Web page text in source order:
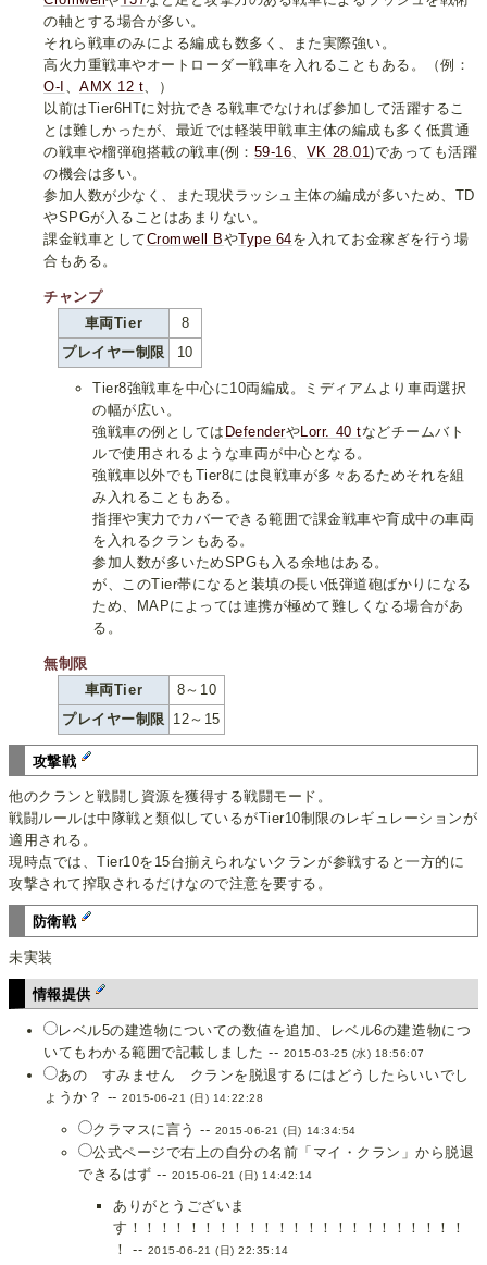
の軸とする場合が多い。
それら戦車のみによる編成も数多く、また実際強い。
高火力重戦車やオートローダー戦車を入れることもある。（例：
O-I
、AMX 12 t 、）
以前はTier6HTに対抗できる戦車でなければ参加して活躍するこ
とは難しかったが、最近では軽装甲戦車主体の編成も多く低貫通
の戦車や榴弾砲搭載の戦車(例： 59-16 VK 28.01)であっても活躍
の機会は多い。
参加人数が少なく、また現状ラッシュ主体の編成が多いため、TD
やSPGが入ることはあまりない。
課金戦車としてCromwell BやType 64を入れてお金稼ぎを行う場
合もある。
チャンプ
車両Tier
8
プレイヤー制限
10
Tier8強戦車を中心に10両編成。ミディアムより車両選択
の幅が広い。
強戦車の例としては DefenderやLorr. 40 tなどチームバト
ルで使用されるような車両が中心となる。
強戦車以外でもTier8には良戦車が多々あるためそれを組
み入れることもある。
指揮や実力でカバーできる範囲で課金戦車や育成中の車両
を入れるクランもある。
参加人数が多いためSPGも入る余地はある。
が、このTier帯になると装填の長い低弾道砲ばかりになる
ため、MAPによっては連携が極めて難しくなる場合があ
る。
無制限
車両Tier
8～10
プレイヤー制限 12～15
攻撃戦
他のクランと戦闘し資源を獲得する戦闘モード。
戦闘ルールは中隊戦と類似しているがTier10制限のレギュレーションが
適用される。
現時点では、Tier10を15台揃えられないクランが参戦すると一方的に
攻撃されて搾取されるだけなので注意を要する。
防衛戦
未実装
情報提供
レベル5の建造物についての数値を追加、レベル6の建造物につ
いてもわかる範囲で記載しました -- 2015-03-25 (水) 18:56:07
あの すみません クランを脱退するにはどうしたらいいでし
ょうか？ --2015-06-21 (日) 14:22:28
クラマスに言う -- 2015-06-21 (日) 14:34:54
公式ページで右上の自分の名前「マイ・クラン」から脱退
できるはず -- 2015-06-21 (日) 14:42:14
ありがとうございま
す！！！！！！！！！！！！！！！！！！！！！！！
！ -- 2015-06-21 (日) 22:35:14